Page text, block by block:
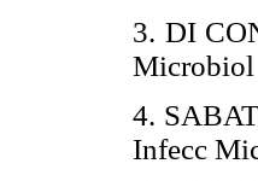
3. DI
4.
Infecc